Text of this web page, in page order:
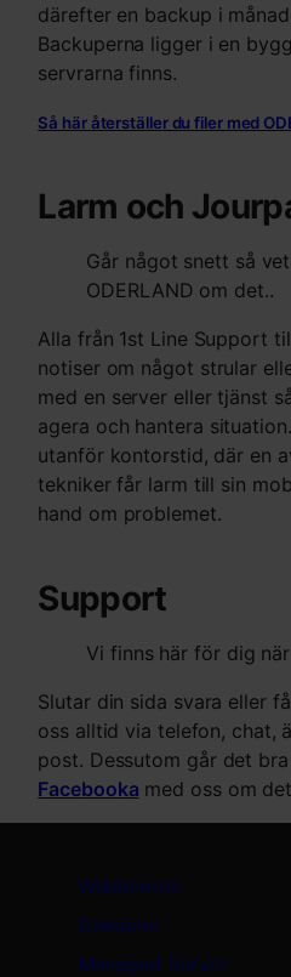
därefter en backup i
Backuperna ligger i en
servrarna finns.
Så här återställer du filer med
Larm och
Går något snett så
ODERLAND om det..
Alla från 1st Line Support
notiser om något strular
med en server eller tjänst
agera och hantera
utanför kontorstid, där en
tekniker får larm till sin
hand om problemet.
Support
Vi finns här för dig
Slutar din sida svara eller
oss alltid via telefon, chat,
post. Dessutom går det
Facebooka med oss om
Webbhotell
Domäner
Managed Server